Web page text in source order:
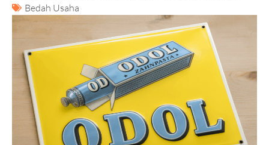
Bedah Usaha